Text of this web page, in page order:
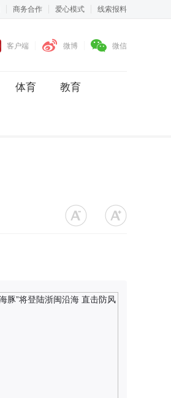
商务合作 爱心模式 线索报料
客户端 微博 微信
体育 教育